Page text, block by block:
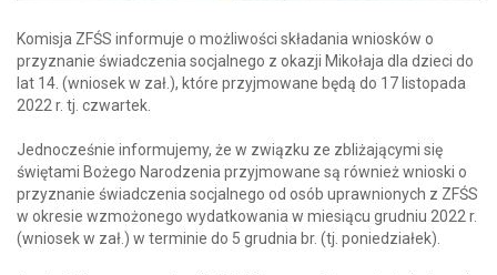
Komisja ZFŚS informuje o możliwości składania wniosków o
przyznanie świadczenia socjalnego z okazji Mikołaja dla dzieci do
lat 14. (wniosek w zał.), które przyjmowane będą do 17 listopada
2022 r. tj. czwartek.
Jednocześnie informujemy, że w związku ze zbliżającymi się
świętami Bożego Narodzenia przyjmowane są również wnioski o
przyznanie świadczenia socjalnego od osób uprawnionych z ZFŚS
w okresie wzmożonego wydatkowania w miesiącu grudniu 2022 r.
(wniosek w zał.) w terminie do 5 grudnia br. (tj. poniedziałek).